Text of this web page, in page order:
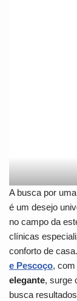
A busca por
é um desejo
no campo da
clínicas
conforto de
e Pescoço,
elegante, surge
busca